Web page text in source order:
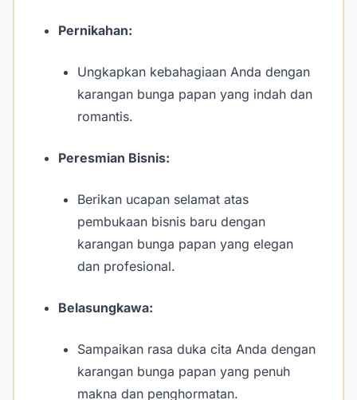
Pernikahan:
Ungkapkan kebahagiaan Anda dengan
karangan bunga papan yang indah dan
romantis.
Peresmian Bisnis:
Berikan ucapan selamat atas
pembukaan bisnis baru dengan
karangan bunga papan yang elegan
dan profesional.
Belasungkawa:
Sampaikan rasa duka cita Anda dengan
karangan bunga papan yang penuh
makna dan penghormatan.